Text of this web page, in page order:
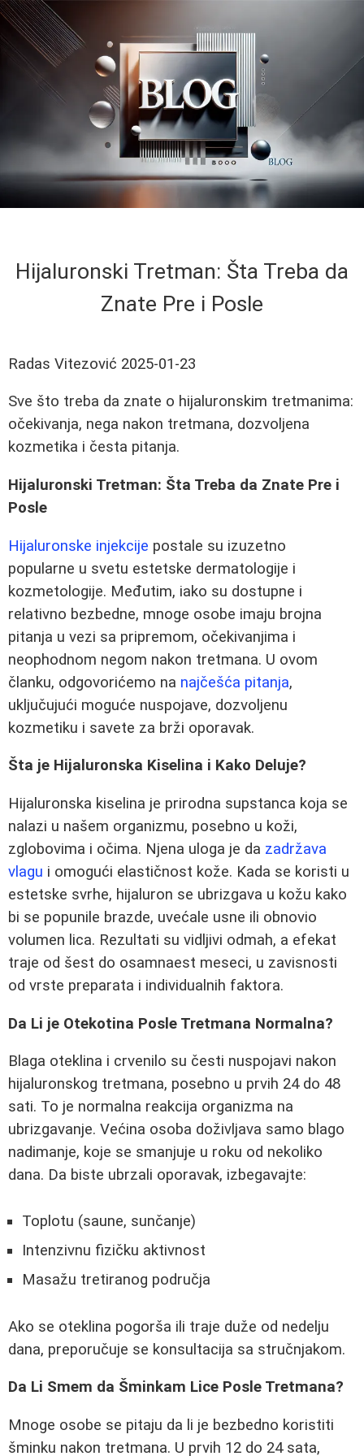
Hijaluronski Tretman: Šta Treba da
Znate Pre i Posle
Radas Vitezović 2025-01-23
Sve što treba da znate o hijaluronskim tretmanima:
očekivanja, nega nakon tretmana, dozvoljena
kozmetika i česta pitanja.
Hijaluronski Tretman: Šta Treba da Znate Pre i
Posle
Hijaluronske injekcije postale su izuzetno
popularne u svetu estetske dermatologije i
kozmetologije. Međutim, iako su dostupne i
relativno bezbedne, mnoge osobe imaju brojna
pitanja u vezi sa pripremom, očekivanjima i
neophodnom negom nakon tretmana. U ovom
članku, odgovorićemo na najčešća pitanja,
uključujući moguće nuspojave, dozvoljenu
kozmetiku i savete za brži oporavak.
Šta je Hijaluronska Kiselina i Kako Deluje?
Hijaluronska kiselina je prirodna supstanca koja se
nalazi u našem organizmu, posebno u koži,
zglobovima i očima. Njena uloga je da zadržava
vlagu i omogući elastičnost kože. Kada se koristi u
estetske svrhe, hijaluron se ubrizgava u kožu kako
bi se popunile brazde, uvećale usne ili obnovio
volumen lica. Rezultati su vidljivi odmah, a efekat
traje od šest do osamnaest meseci, u zavisnosti
od vrste preparata i individualnih faktora.
Da Li je Otekotina Posle Tretmana Normalna?
Blaga oteklina i crvenilo su česti nuspojavi nakon
hijaluronskog tretmana, posebno u prvih 24 do 48
sati. To je normalna reakcija organizma na
ubrizgavanje. Većina osoba doživljava samo blago
nadimanje, koje se smanjuje u roku od nekoliko
dana. Da biste ubrzali oporavak, izbegavajte:
Toplotu (saune, sunčanje)
Intenzivnu fizičku aktivnost
Masažu tretiranog područja
Ako se oteklina pogorša ili traje duže od nedelju
dana, preporučuje se konsultacija sa stručnjakom.
Da Li Smem da Šminkam Lice Posle Tretmana?
Mnoge osobe se pitaju da li je bezbedno koristiti
šminku nakon tretmana. U prvih 12 do 24 sata,